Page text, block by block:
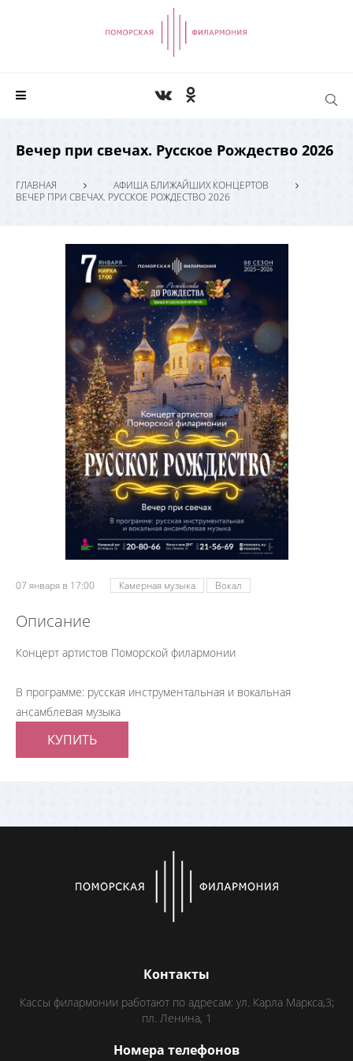
Вечер при свечах. Русское Рождество 2026
ГЛАВНАЯ
АФИША БЛИЖАЙШИХ КОНЦЕРТОВ
ВЕЧЕР ПРИ СВЕЧАХ. РУССКОЕ РОЖДЕСТВО 2026
07 января в 17:00 Камерная музыка Вокал
Описание
Концерт артистов Поморской филармонии
В программе: русская инструментальная и вокальная
ансамблевая музыка
КУПИТЬ
Контакты
Кассы филармонии работают по адресам: ул. Карла Маркса,3;
пл. Ленина, 1
Номера телефонов